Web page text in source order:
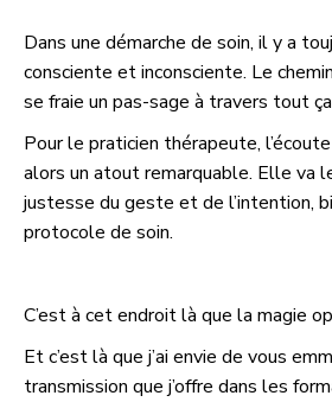
Dans une démarche de soin, il y a
consciente et inconsciente. Le
se fraie un pas-sage à travers tout
Pour le praticien thérapeute,
alors un atout remarquable. Elle va
justesse du geste et de l’intention,
protocole de soin.
C’est à cet endroit là que la magie
Et c’est là que j’ai envie de vous
transmission que j’offre dans les